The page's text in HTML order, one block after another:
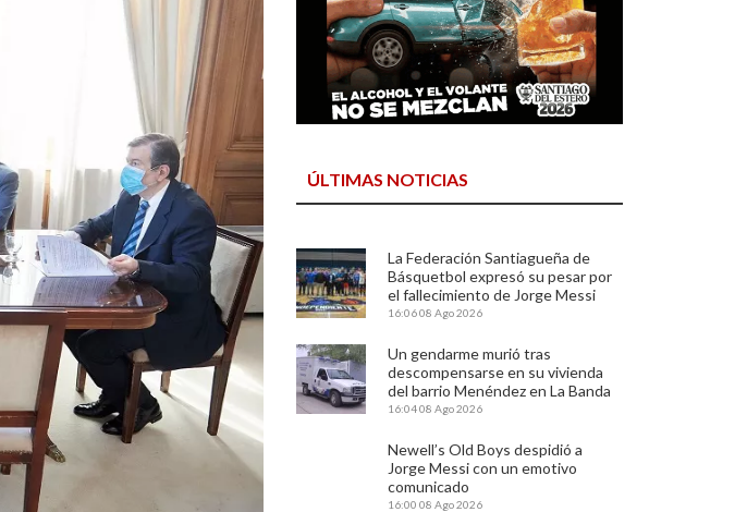
ÚLTIMAS NOTICIAS
La Federación Santiagueña de
Básquetbol expresó su pesar por
el fallecimiento de Jorge Messi
16:0608 Ago 2026
Un gendarme murió tras
descompensarse en su vivienda
del barrio Menéndez en La Banda
16:0408 Ago 2026
Newell’s Old Boys despidió a
Jorge Messi con un emotivo
comunicado
16:00 08 Ago 2026